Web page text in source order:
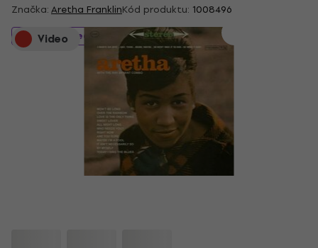
Značka:Aretha FranklinKód produktu: 1008496
Video
Ukončený predaj